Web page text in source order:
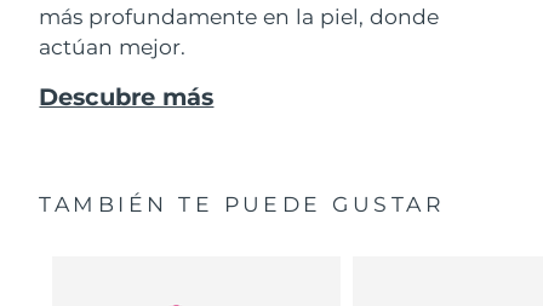
más profundamente en la piel, donde
actúan mejor.
Descubre más
TAMBIÉN TE PUEDE GUSTAR